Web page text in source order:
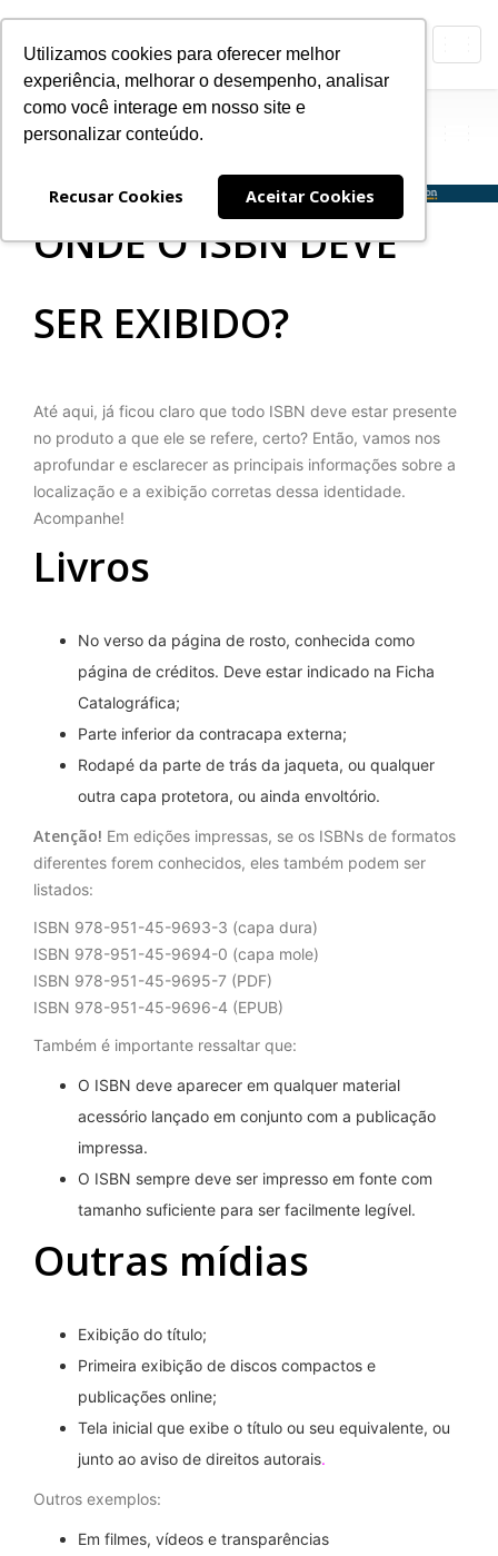
Utilizamos cookies para oferecer melhor
experiência, melhorar o desempenho, analisar
como você interage em nosso site e
personalizar conteúdo.
Recusar Cookies Aceitar Cookies
Agência Brasileira do
N
ONDE O ISBN DEVE
SER EXIBIDO?
Até aqui, já ficou claro que todo ISBN deve estar presente
no produto a que ele se refere, certo? Então, vamos nos
aprofundar e esclarecer as principais informações sobre a
localização e a exibição corretas dessa identidade.
Acompanhe!
Livros
No verso da página de rosto, conhecida como
página de créditos. Deve estar indicado na Ficha
Catalográfica;
Parte inferior da contracapa externa;
Rodapé da parte de trás da jaqueta, ou qualquer
outra capa protetora, ou ainda envoltório.
Atenção! Em edições impressas, se os ISBNs de formatos
diferentes forem conhecidos, eles também podem ser
listados:
ISBN 978-951-45-9693-3 (capa dura)
ISBN 978-951-45-9694-0 (capa mole)
ISBN 978-951-45-9695-7 (PDF)
ISBN 978-951-45-9696-4 (EPUB)
Também é importante ressaltar que:
O ISBN deve aparecer em qualquer material
acessório lançado em conjunto com a publicação
impressa.
O ISBN sempre deve ser impresso em fonte com
tamanho suficiente para ser facilmente legível.
Outras mídias
Exibição do título;
Primeira exibição de discos compactos e
publicações online;
Tela inicial que exibe o título ou seu equivalente, ou
junto ao aviso de direitos autorais.
Outros exemplos:
Em filmes, vídeos e transparências